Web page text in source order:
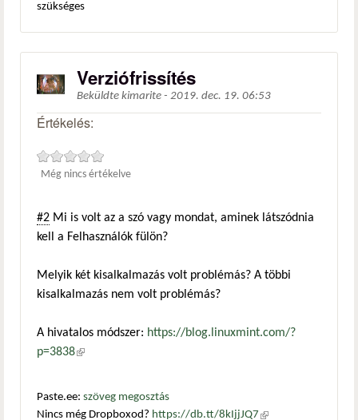
szükséges
Verziófrissítés
Beküldte kimarite - 2019. dec. 19. 06:53
Értékelés:
Még nincs értékelve
#2 Mi is volt az a szó vagy mondat, aminek látszódnia
kell a Felhasználók fülön?
Melyik két kisalkalmazás volt problémás? A többi
kisalkalmazás nem volt problémás?
A hivatalos módszer: https://blog.linuxmint.com/?
p=3838(külső hivatkozás)
Paste.ee: szöveg megosztás
Nincs még Dropboxod? https://db.tt/8kIjjJQ7 (külső